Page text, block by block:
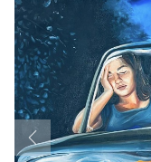
Previous